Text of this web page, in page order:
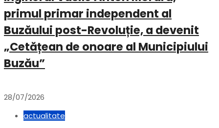
primul primar independent al
Buzăului post-Revoluție, a devenit
„Cetățean de onoare al Municipiului
Buzău”
28/07/2026
actualitate